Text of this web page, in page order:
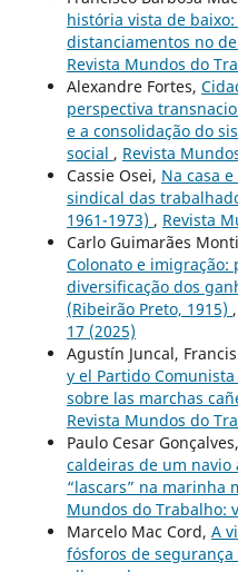
história vista de
distanciamentos no
Revista Mundos do
Alexandre Fortes,
perspectiva
e a consolidação do
social , Revista
Cassie Osei, Na casa
sindical das
1961-1973) , Revista
Carlo Guimarães
Colonato e imigração:
diversificação dos
(Ribeirão Preto, 1915) ,
17 (2025)
Agustín Juncal,
y el Partido
sobre las marchas
Revista Mundos do
Paulo Cesar Gonçalves,
caldeiras de um navio
“lascars” na marinha
Mundos do Trabalho:
Marcelo Mac Cord, A
fósforos de